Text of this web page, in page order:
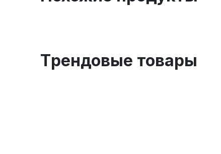
Tрендовые товары